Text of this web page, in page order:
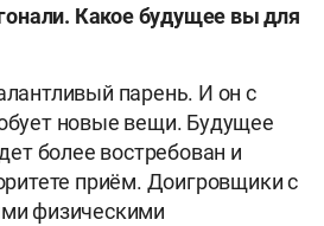
Какое будущее вы для
парень. И он с
новые вещи. Будущее
более востребован и
приём. Доигровщики с
физическими